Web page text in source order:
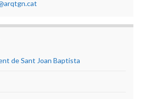
de Sant Joan Baptista